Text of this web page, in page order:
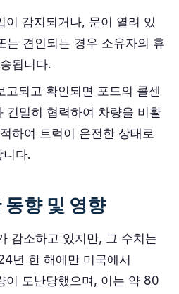
이 감지되거나, 문이 열려 있
는 견인되는 경우 소유자의 휴
됩니다.
고되고 확인되면 포드의 콜센
긴밀히 협력하여 차량을 비활
하여 트럭이 온전한 상태로
다.
동향 및 영향
감소하고 있지만, 그 수치는
년 한 해에만 미국에서
도난당했으며, 이는 약 80